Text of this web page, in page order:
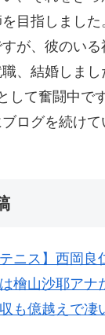
目指しました
が、彼のい
、結婚しまし
して奮闘中です
ログを続けて
テニス】西岡良
檜山沙耶アナ
も億越えで凄